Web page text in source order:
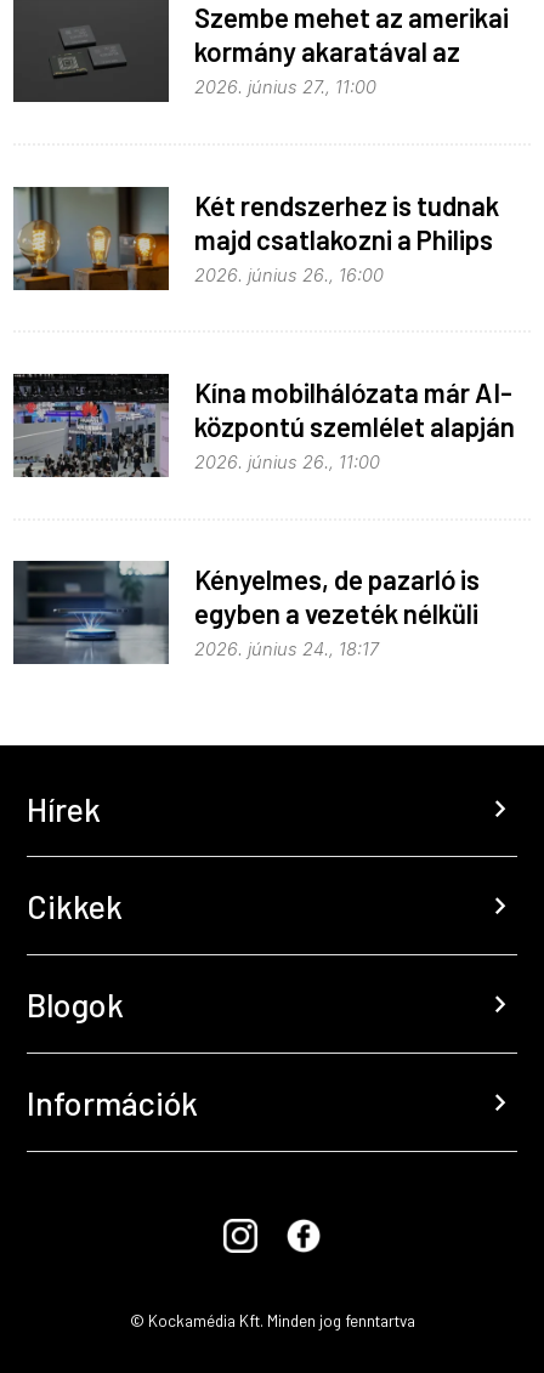
Szembe mehet az amerikai
kormány akaratával az
Apple
2026. június 27., 11:00
Két rendszerhez is tudnak
majd csatlakozni a Philips
Hue égők
2026. június 26., 16:00
Kína mobilhálózata már AI-
központú szemlélet alapján
fejlődik
2026. június 26., 11:00
Kényelmes, de pazarló is
egyben a vezeték nélküli
töltés
2026. június 24., 18:17
Hírek chevron_right
Cikkek chevron_right
Blogok chevron_right
Információk chevron_right
© Kockamédia Kft. Minden jog fenntartva